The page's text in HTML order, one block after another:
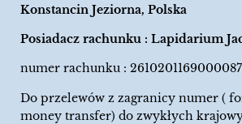
Konstancin Jeziorna, Polska
Posiadacz rachunku : Lapidarium
numer rachunku :
Do przelewów z zagranicy numer (
money transfer) do zwykłych